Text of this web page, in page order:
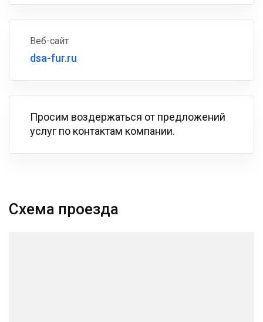
Веб-сайт
dsa-fur.ru
Просим воздержаться от предложений
услуг по контактам компании.
Схема проезда